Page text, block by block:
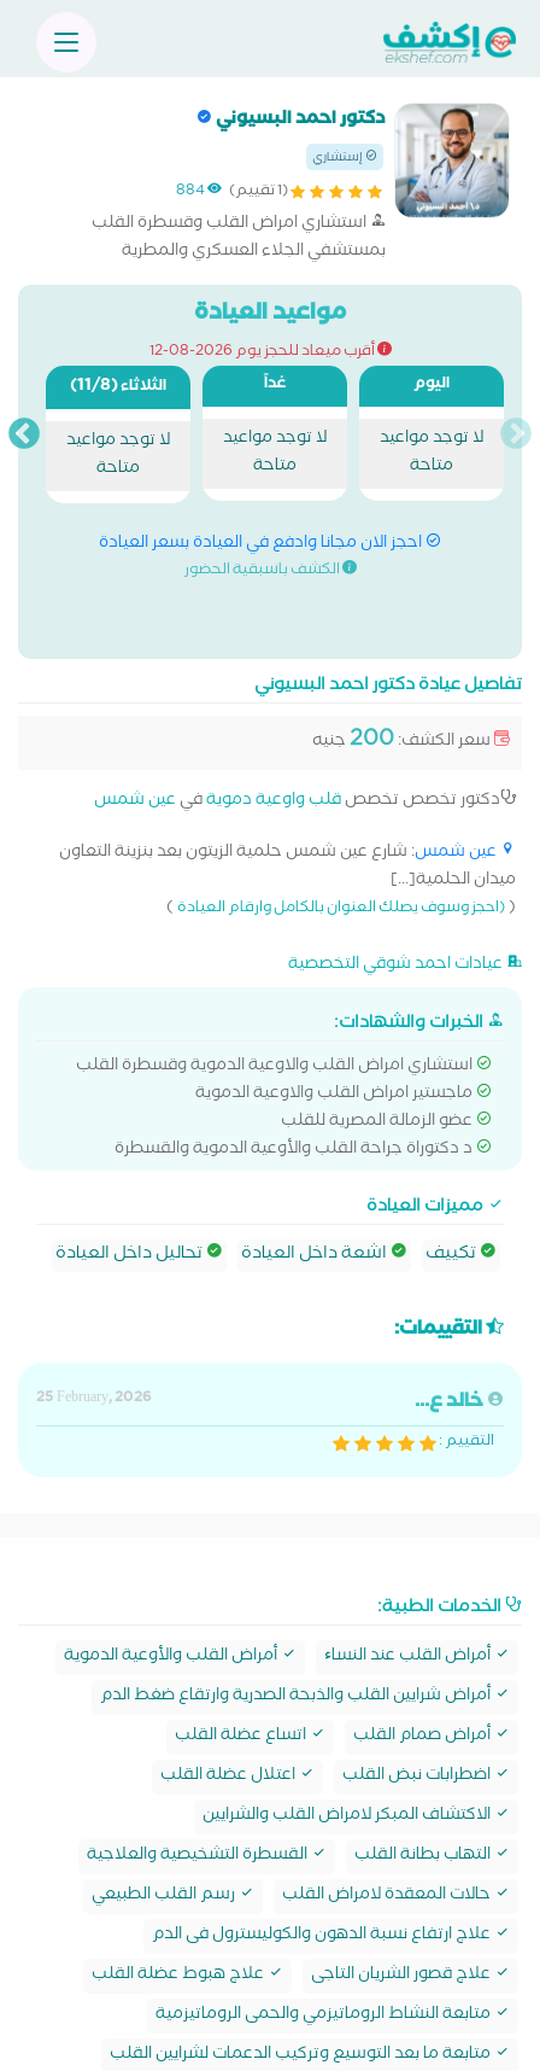
دكتور احمد البسيوني
إستشاري
(1 تقييم) 884
استشاري امراض القلب وقسطرة القلب
بمستشفي الجلاء العسكري والمطرية
مواعيد العيادة
أقرب ميعاد للحجز يوم 2026-08-12
اليوم
لا توجد مواعيد
متاحة
غداً
لا توجد مواعيد
متاحة
الثلاثاء(11/8)
لا توجد مواعيد
متاحة
احجز الان مجانا وادفع في العيادة بسعر العيادة
الكشف باسبقية الحضور
تفاصيل عيادة دكتور احمد البسيوني
سعر الكشف:200جنيه
دكتور تخصص تخصصقلب واوعية دمويةفي عين شمس
عين شمس: شارع عين شمس حلمية الزيتون بعد بنزينة التعاون
ميدان الحلمية[...]
((احجز وسوف يصلك العنوان بالكامل وارقام العيادة)
عيادات احمد شوقي التخصصية
الخبرات والشهادات:
استشاري امراض القلب والاوعية الدموية وقسطرة القلب
ماجستير امراض القلب والاوعية الدموية
عضو الزمالة المصرية للقلب
د دكتوراة جراحة القلب والأوعية الدموية والقسطرة
مميزات العيادة
تكييف
اشعة داخل العيادة تحاليل داخل العيادة
التقييمات:
خالد ع...
25 February, 2026
التقييم :
الخدمات الطبية:
أمراض القلب عند النساﺀ
أمراض القلب والأوعية الدموية
أمراض شرايين القلب والذبحة الصدرية وارتقاع ضغط الدم
أمراض صمام القلب
اتساع عضلة القلب
اضطرابات نبض القلب
اعتلال عضلة القلب
الاكتشاف المبكر لامراض القلب والشرايين
التهاب بطانة القلب
القسطرة التشخيصية والعلاجية
حالات المعقدة لامراض القلب
رسم القلب الطبيعي
علاج ارتفاع نسبة الدهون والكوليسترول فى الدم
علاج قصور الشريان التاجى
علاج هبوط عضلة القلب
متابعة النشاط الروماتيزمي والحمى الروماتيزمية
متابعة ما بعد التوسيع وتركيب الدعمات لشرايين القلب